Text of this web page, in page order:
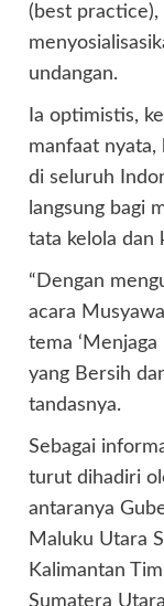
(best practice),
undangan.
Ia optimistis,
manfaat nyata,
di seluruh
langsung bagi
tata kelola dan
“Dengan
acara
tema
yang Bersih
tandasnya.
Sebagai
turut dihadiri
antaranya
Maluku Utara
Kalimantan
Sumatera